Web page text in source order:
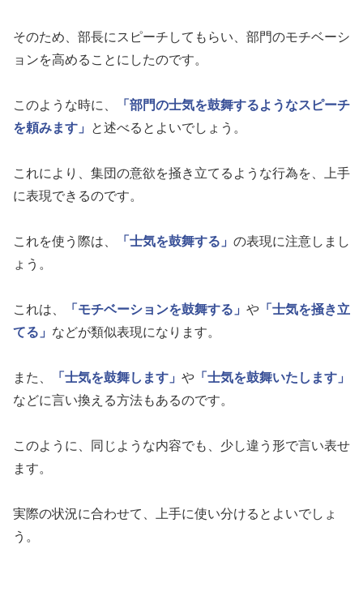
そのため、部長にスピーチしてもらい、部門のモチベーシ
ョンを高めることにしたのです。
このような時に、
「部門の士気を鼓舞するようなスピーチ
を頼みます」
と述べるとよいでしょう。
これにより、集団の意欲を掻き立てるような行為を、上手
に表現できるのです。
これを使う際は、 「士気を鼓舞する」 の表現に注意しまし
ょう。
これは、 「モチベーションを鼓舞する」 や 「士気を掻き立
てる」 などが類似表現になります。
また、 「士気を鼓舞します」 や 「士気を鼓舞いたします」
などに言い換える方法もあるのです。
このように、同じような内容でも、少し違う形で言い表せ
ます。
実際の状況に合わせて、上手に使い分けるとよいでしょ
う。